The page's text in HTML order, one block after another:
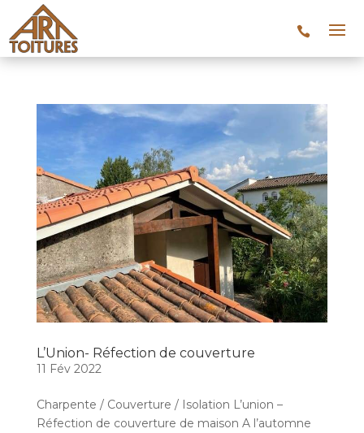
L’Union- Réfection de couverture
11 Fév 2022
Charpente / Couverture / Isolation L’union –
Réfection de couverture de maison A l’automne